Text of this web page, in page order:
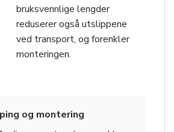
bruksvennlige lengder
reduserer også utslippene
ved transport, og forenkler
monteringen.
og montering